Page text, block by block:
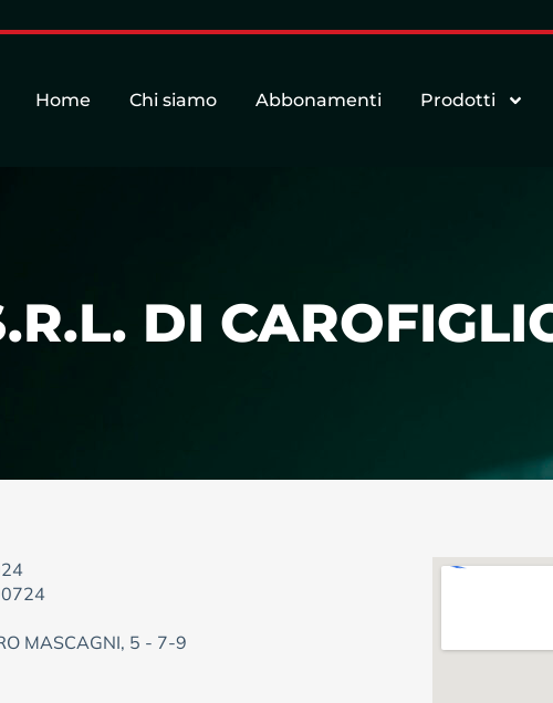
Home Chi siamo Abbonamenti Prodotti
DI
MASCAGNI, 5 - 7-9